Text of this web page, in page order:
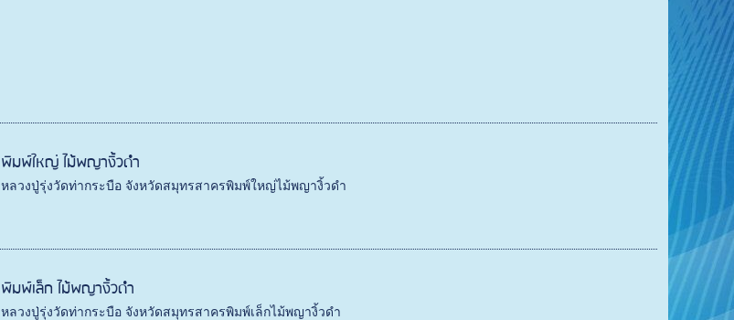
พิมพ์ใหญ่ ไม้พญางิ้วดำ
หลวงปู่รุ่งวัดท่ากระบือ จังหวัดสมุทรสาครพิมพ์ใหญ่ไม้พญางิ้วดำ
พิมพ์เล็ก ไม้พญางิ้วดำ
หลวงปู่รุ่งวัดท่ากระบือ จังหวัดสมุทรสาครพิมพ์เล็กไม้พญางิ้วดำ